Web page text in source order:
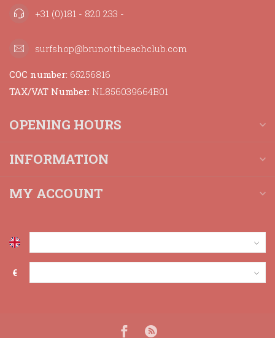
+31 (0)181 - 820 233 -
surfshop@brunottibeachclub.com
COC number: 65256816
TAX/VAT Number: NL856039664B01
OPENING HOURS
INFORMATION
MY ACCOUNT
€